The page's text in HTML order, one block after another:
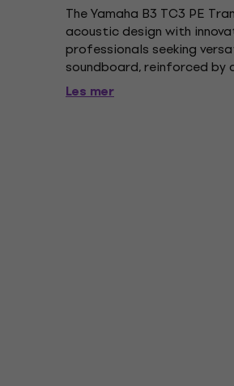
The Yamaha B3 TC3 PE
acoustic design with
professionals seeking
soundboard, reinforced by
a custom transducer in
Les mer